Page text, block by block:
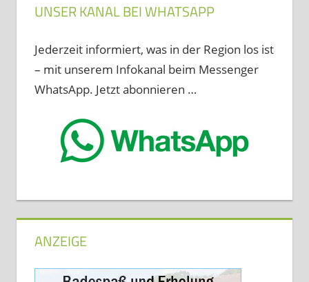
UNSER KANAL BEI WHATSAPP
Jederzeit informiert, was in der Region los ist
– mit unserem Infokanal beim Messenger
WhatsApp. Jetzt abonnieren …
ANZEIGE